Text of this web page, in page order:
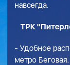
навсегда.
ТРК
- Удобное
метро Беговая.